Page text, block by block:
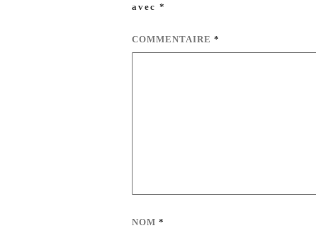
avec *
COMMENTAIRE *
NOM *